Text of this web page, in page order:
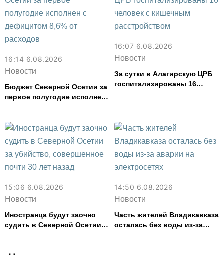
16:14 6.08.2026
Новости
Бюджет Северной Осетии за
первое полугодие исполнен
16:07 6.08.2026
Новости
За сутки в Алагирскую ЦРБ
госпитализированы 16
15:06 6.08.2026
Новости
Иностранца будут заочно
судить в Северной Осетии
14:50 6.08.2026
Новости
Часть жителей Владикавказа
осталась без воды из-за